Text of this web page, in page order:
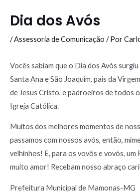
Dia dos Avós
/Assessoria de Comunicação / Por
Vocês sabiam que o Dia dos Avós surgiu
Santa Ana e São Joaquim, pais da
de Jesus Cristo, e padroeiros de todos
Igreja Católica.
Muitos dos melhores momentos de
passamos com nossos avós, então,
velhinhos! E, para os vovôs e vovós, um
muito amor! Recebam nosso abraço
Prefeitura Municipal de Mamonas-MG